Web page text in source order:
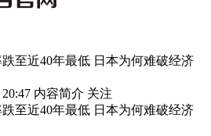
至近40年最低 日本为何难破经济
内容简介 关注
至近40年最低 日本为何难破经济